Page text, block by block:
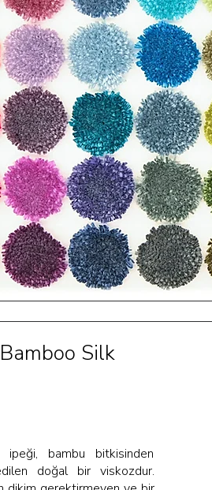
Bamboo Silk
ipeği, bambu bitkisinden
doğal bir viskozdur.